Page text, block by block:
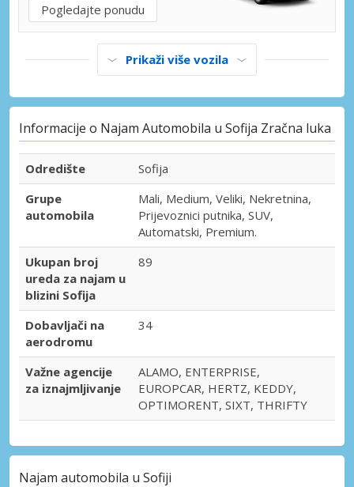
Pogledajte ponudu
Prikaži više vozila
Informacije o Najam Automobila u Sofija Zračna luka
Odredište
Sofija
Grupe
automobila
Mali, Medium, Veliki, Nekretnina,
Prijevoznici putnika, SUV,
Automatski, Premium.
Ukupan broj
ureda za najam u
blizini Sofija
89
Dobavljači na
aerodromu
34
Važne agencije
za iznajmljivanje
ALAMO, ENTERPRISE,
EUROPCAR, HERTZ, KEDDY,
OPTIMORENT, SIXT, THRIFTY
Najam automobila u Sofiji